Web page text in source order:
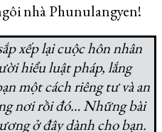
nhà Phunulangyen!
xếp lại cuộc hôn nhân
hiểu luật pháp, lắng
một cách riêng tư và an
nơi rồi đó… Những bài
ở đây dành cho bạn.